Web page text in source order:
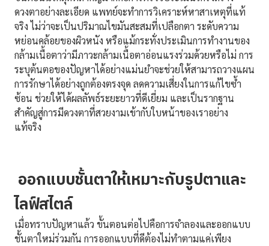
ดวงตาอย่างละเอียด แพทย์จะทำการวิเคราะห์หาสาเหตุที่แท้
จริง ไม่ว่าจะเป็นปริมาณไขมันสะสมที่เปลือกตา ระดับความ
หย่อนคล้อยของผิวหนัง หรือแม้กระทั่งประเมินการทำงานของ
กล้ามเนื้อตาว่ามีภาวะกล้ามเนื้อตาอ่อนแรงร่วมด้วยหรือไม่ การ
ระบุต้นตอของปัญหาได้อย่างแม่นยำจะช่วยให้สามารถวางแผน
การรักษาได้อย่างถูกต้องตรงจุด ลดความเสี่ยงในการแก้ไขซ้ำ
ซ้อน ช่วยให้ได้ผลลัพธ์ระยะยาวที่ดีเยี่ยม และเป็นรากฐาน
สำคัญสู่การมีดวงตาที่สวยงามเข้ากับใบหน้าของเราอย่าง
แท้จริง
ออกแบบชั้นตาให้เหมาะกับรูปตาและ
ไลฟ์สไตล์
เมื่อทราบปัญหาแล้ว ขั้นตอนต่อไปคือการจำลองและออกแบบ
ชั้นตาใหม่ร่วมกัน การออกแบบที่ดีต้องไม่ทำตามแค่เพียง